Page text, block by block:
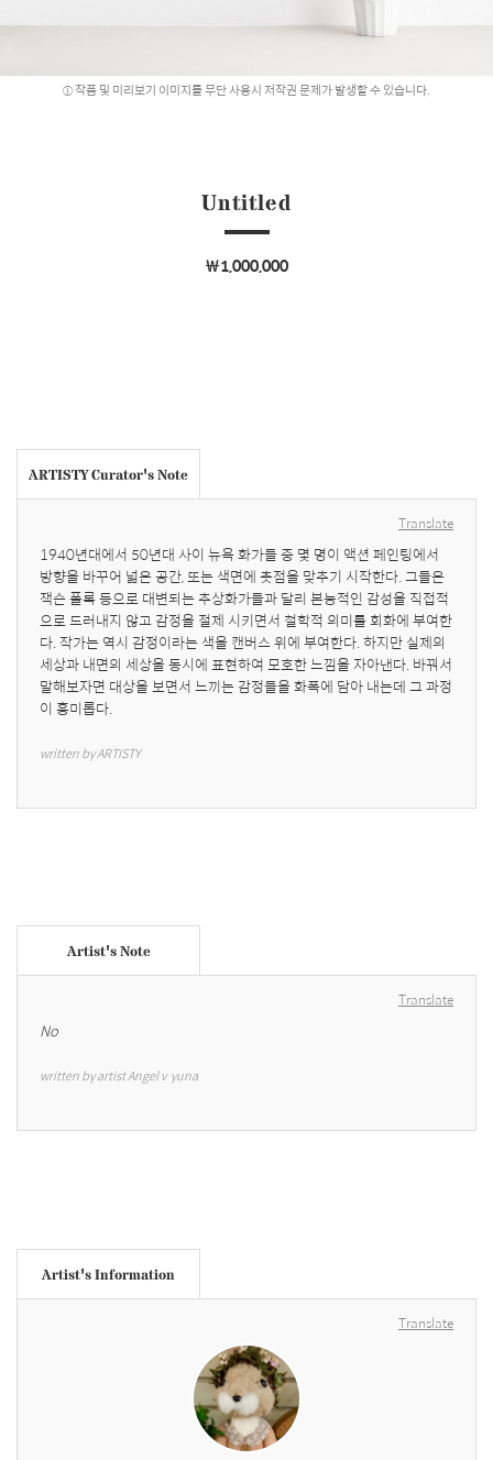
작품 및 미리보기 이미지를 무단 사용시 저작권 문제가 발생할 수 있습니다.
Untitled
￦1,000,000
ARTISTY Curator's Note
Translate
1940년대에서 50년대 사이 뉴욕 화가들 중 몇 명이 액션 페인팅에서
방향을 바꾸어 넓은 공간, 또는 색면에 촛점을 맞추기 시작한다. 그들은
잭슨 폴록 등으로 대변되는 추상화가들과 달리 본능적인 감성을 직접적
으로 드러내지 않고 감정을 절제 시키면서 철학적 의미를 회화에 부여한
다. 작가는 역시 감정이라는 색을 캔버스 위에 부여한다. 하지만 실제의
세상과 내면의 세상을 동시에 표현하여 모호한 느낌을 자아낸다. 바꿔서
말해보자면 대상을 보면서 느끼는 감정들을 화폭에 담아 내는데 그 과정
이 흥미롭다.
written by ARTISTY
Artist's Note
Translate
No
written by artist Angel v  yuna
Artist's Information
Translate